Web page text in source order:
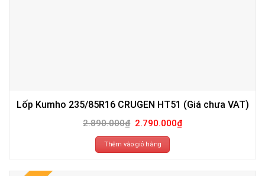
Lốp Kumho 235/85R16 CRUGEN HT51 (Giá chưa VAT)
2.890.000₫ Giá
gốc
là:
2.890.000₫.
2.790.000₫Giá
hiện
Thêm vào giỏ hàng